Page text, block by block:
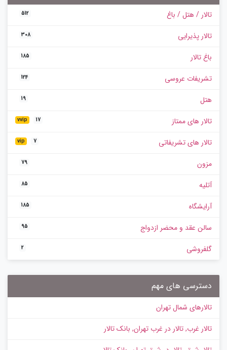
تالار / هتل / باغ 512
تالار پذیرایی 308
باغ تالار 185
تشریفات عروسی 124
هتل 19
تالار های ممتاز vvip 17
تالار های تشریفاتی vip 7
مزون 79
آتلیه 85
آرایشگاه 185
سالن عقد و محضر ازدواج 95
گلفروشی 2
دسترسی های مهم
تالارهای شمال تهران
تالار غرب, تالار در غرب تهران, بانک تالار